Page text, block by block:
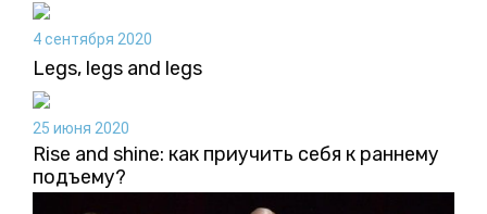
4 сентября 2020
Legs, legs and legs
25 июня 2020
Rise and shine: как приучить себя к раннему
подъему?